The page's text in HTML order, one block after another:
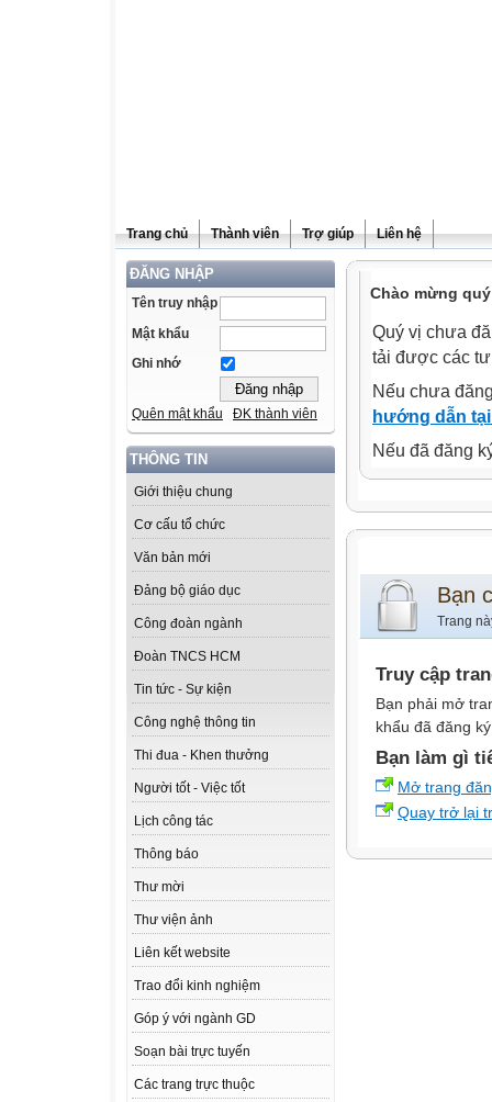
Trang chủ Thành viên Trợ giúp Liên hệ
ĐĂNG NHẬP
Tên truy nhập
Mật khẩu
Ghi nhớ
Quên mật khẩu ĐK thành viên
THÔNG TIN
Giới thiệu chung
Cơ cấu tổ chức
Văn bản mới
Đảng bộ giáo dục
Công đoàn ngành
Đoàn TNCS HCM
Tin tức - Sự kiện
Công nghệ thông tin
Thi đua - Khen thưởng
Người tốt - Việc tốt
Lịch công tác
Thông báo
Thư mời
Thư viện ảnh
Liên kết website
Trao đổi kinh nghiệm
Góp ý với ngành GD
Soạn bài trực tuyến
Các trang trực thuộc
Chào mừng
Quý vị chưa
tải được các
Nếu chưa
hướng dẫn
Nếu đã đăng
Bạn
Trang
Truy cập
Bạn phải mở
khẩu đã đăng
Bạn làm gì
Mở trang
Quay trở lại